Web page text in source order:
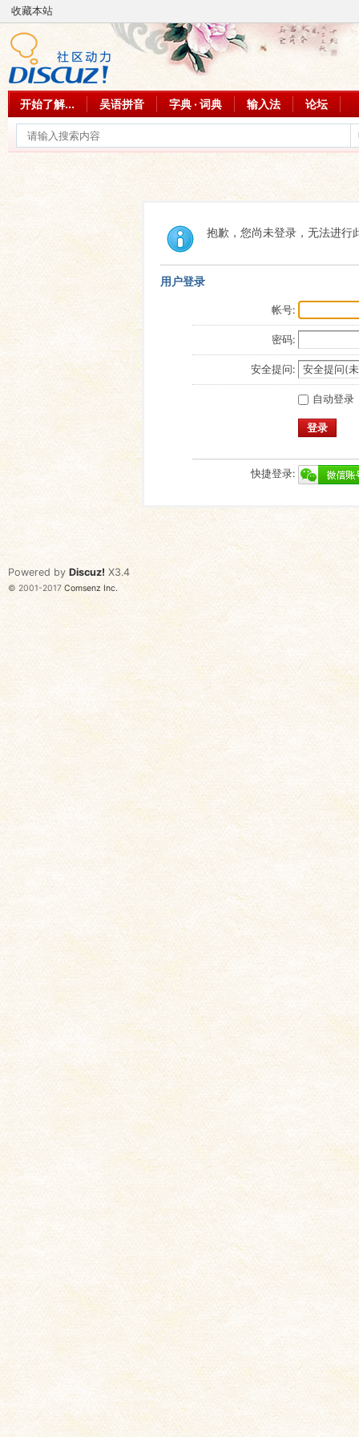
收藏本站
开始了解... 吴语拼音 字典 · 词典 输入法 论坛
抱歉，您尚未登录，无法进行
用户登录
帐号:
密码:
安全提问:
自动登录
登录
快捷登录:
Powered by Discuz! X3.4
© 2001-2017 Comsenz Inc.